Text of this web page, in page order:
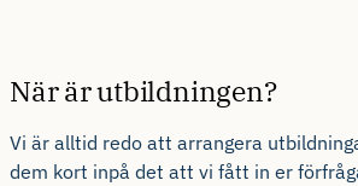
När är utbildningen?
Vi är alltid redo att arrangera
dem kort inpå det att vi fått in er